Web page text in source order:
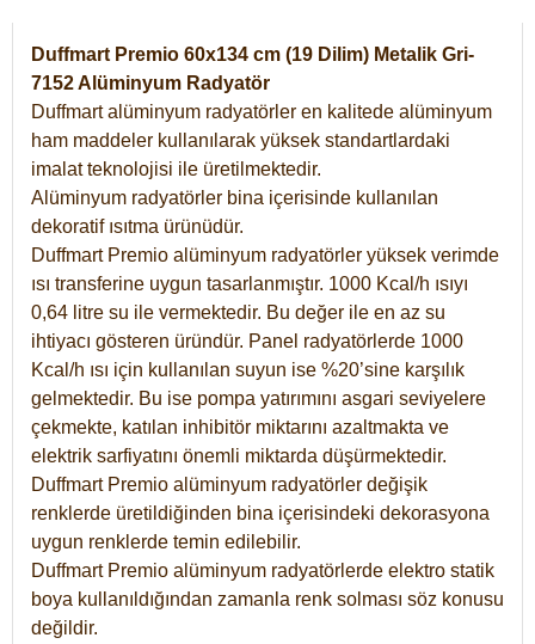
Duffmart Premio 60x134 cm (19 Dilim) Metalik Gri-
7152 Alüminyum Radyatör
Duffmart alüminyum radyatörler en kalitede alüminyum
ham maddeler kullanılarak yüksek standartlardaki
imalat teknolojisi ile üretilmektedir.
Alüminyum radyatörler bina içerisinde kullanılan
dekoratif ısıtma ürünüdür.
Duffmart Premio alüminyum radyatörler yüksek verimde
ısı transferine uygun tasarlanmıştır. 1000 Kcal/h ısıyı
0,64 litre su ile vermektedir. Bu değer ile en az su
ihtiyacı gösteren üründür. Panel radyatörlerde 1000
Kcal/h ısı için kullanılan suyun ise %20’sine karşılık
gelmektedir. Bu ise pompa yatırımını asgari seviyelere
çekmekte, katılan inhibitör miktarını azaltmakta ve
elektrik sarfiyatını önemli miktarda düşürmektedir.
Duffmart Premio alüminyum radyatörler değişik
renklerde üretildiğinden bina içerisindeki dekorasyona
uygun renklerde temin edilebilir.
Duffmart Premio alüminyum radyatörlerde elektro statik
boya kullanıldığından zamanla renk solması söz konusu
değildir.